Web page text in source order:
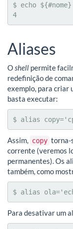
$ echo ${#nome}
4
Aliases
Oshell permite
redefinição de
exemplo, para criar
basta executar:
$ alias
Assim, copy torna-
corrente (veremos
permanentes). Os
também, como
$ alias
Para desativar um